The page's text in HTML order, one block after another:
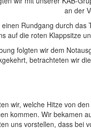
an der
Rundgang durch
auf die roten Klappsitze
folgten wir dem
betrachteten wir
wir, welche Hitze von
kommen. Wir bekamen
uns vorstellen, dass bei